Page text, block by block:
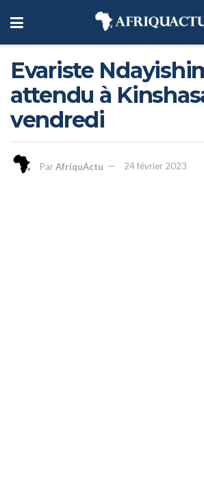
Evariste
attendu à
vendredi
ParAfriquActu 24 février 2023